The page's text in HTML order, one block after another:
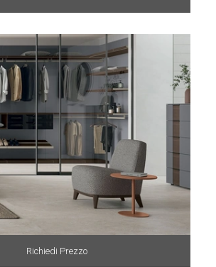
Richiedi Prezzo